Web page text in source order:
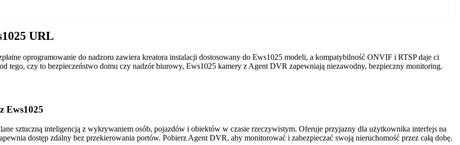
URL
oprogramowanie do nadzoru zawiera kreatora instalacji dostosowany do Ews1025 modeli, a kompatybilność ONVIF i RTSP daje ci
tego, czy to bezpieczeństwo domu czy nadzór biurowy, Ews1025 kamery z Agent DVR zapewniają niezawodny, bezpieczny monitoring.
Ews1025
sztuczną inteligencją z wykrywaniem osób, pojazdów i obiektów w czasie rzeczywistym. Oferuje przyjazny dla użytkownika interfejs na
dostęp zdalny bez przekierowania portów. Pobierz Agent DVR, aby monitorować i zabezpieczać swoją nieruchomość przez całą dobę.